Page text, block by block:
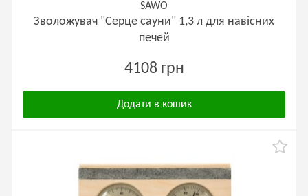
SAWO
Зволожувач "Серце сауни" 1,3 л для навісних
печей
4108 грн
Додати в кошик